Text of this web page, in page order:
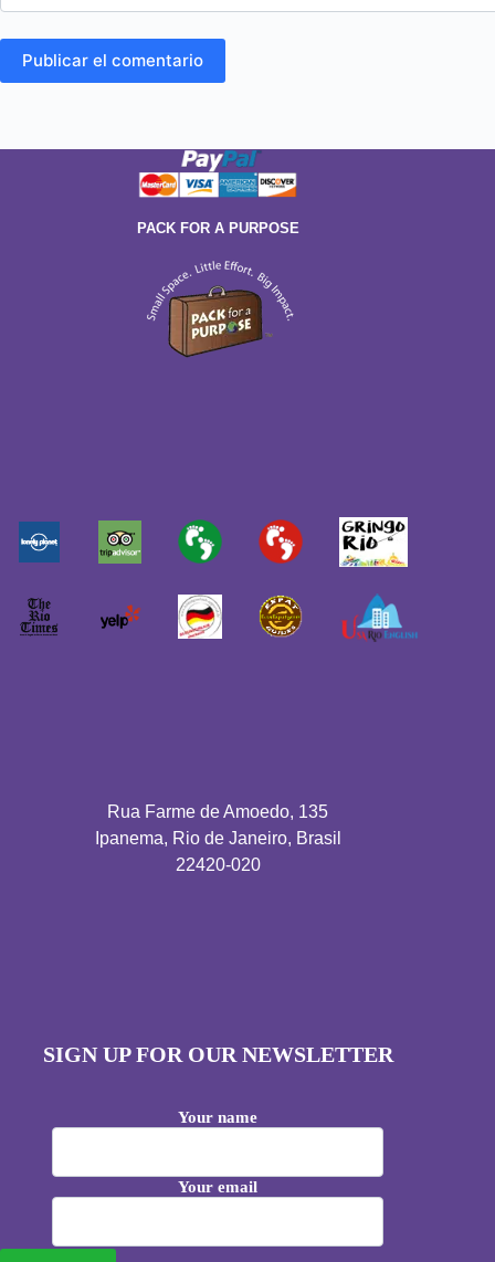
Publicar el comentario
PACK FOR A PURPOSE
Rua Farme de Amoedo, 135
Ipanema, Rio de Janeiro, Brasil
22420-020
SIGN UP FOR OUR NEWSLETTER
Your name
Your email